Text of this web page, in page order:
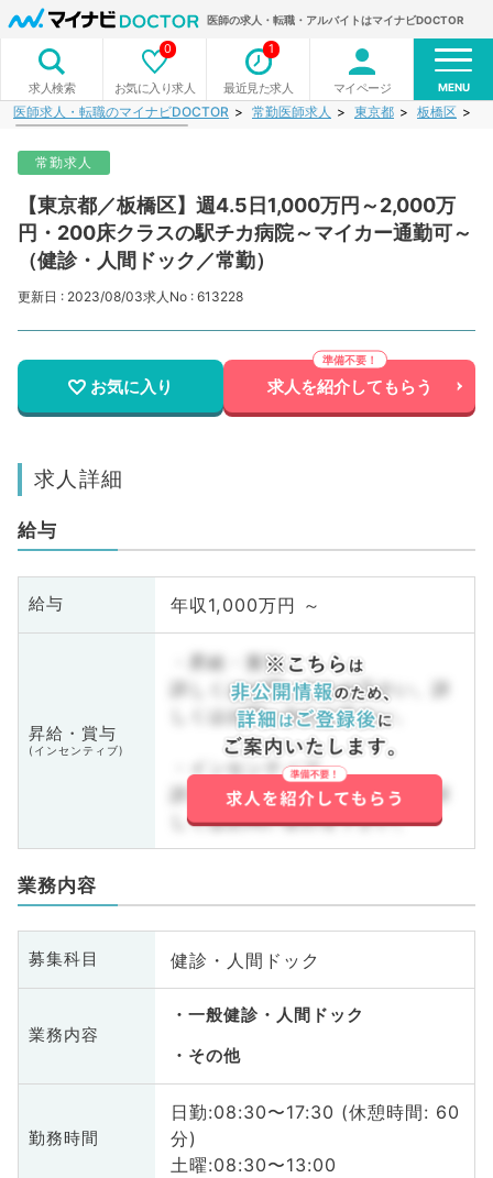
医師の求人・転職・アルバイトはマイナビDOCTOR
求人検索 お気に入り求人
0
最近見た求人
1
マイページ MENU
医師求人・転職のマイナビDOCTOR 常勤医師求人 東京都 板橋区
常勤求人
【東京都／板橋区】週4.5日1,000万円～2,000万
円・200床クラスの駅チカ病院～マイカー通勤可～
（健診・人間ドック／常勤）
更新日 : 2023/08/03求人No : 613228
お気に入り 求人を紹介してもらう
求人詳細
給与
給与 年収1,000万円 ～
昇給・賞与
(インセンティブ)
・昇給・賞与
詳しくはお問い合わせ下さい。詳
しくはお問い合わせ下さい。
・インセンティブ
詳しくはお問い合わせ下さい。詳
しくはお問い合わせ下さい。
業務内容
募集科目 健診・人間ドック
業務内容
一般健診・人間ドック
その他
勤務時間
日勤:08:30〜17:30 (休憩時間: 60
分)
土曜:08:30〜13:00